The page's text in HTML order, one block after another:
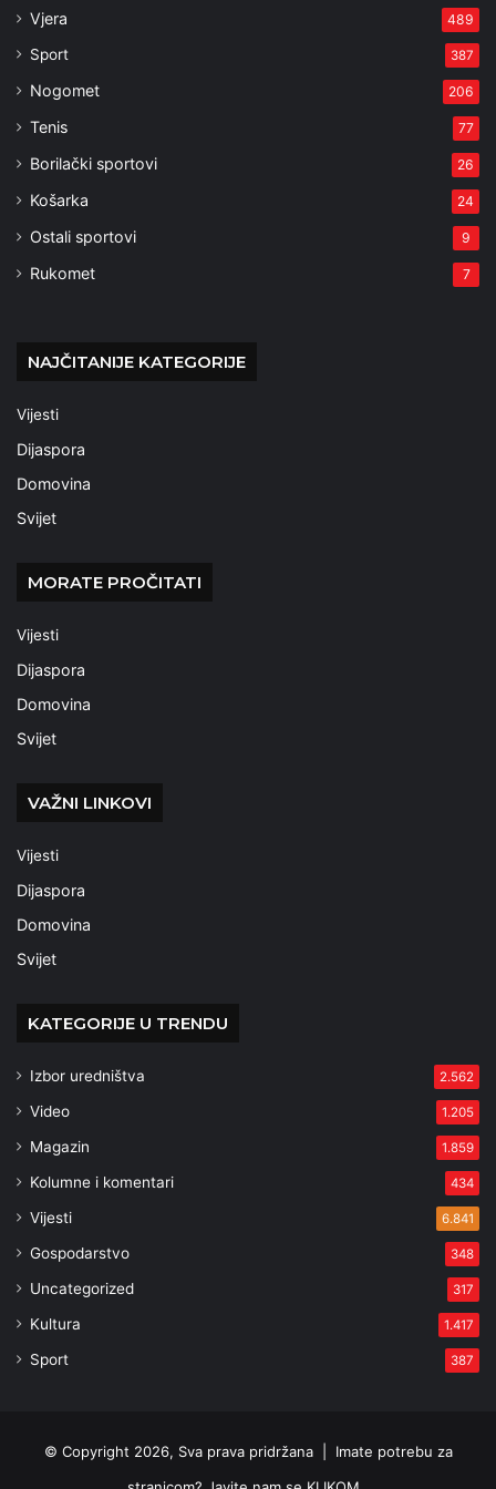
Vjera 489
Sport 387
Nogomet 206
Tenis 77
Borilački sportovi 26
Košarka 24
Ostali sportovi 9
Rukomet 7
NAJČITANIJE KATEGORIJE
Vijesti
Dijaspora
Domovina
Svijet
MORATE PROČITATI
Vijesti
Dijaspora
Domovina
Svijet
VAŽNI LINKOVI
Vijesti
Dijaspora
Domovina
Svijet
KATEGORIJE U TRENDU
Izbor uredništva 2.562
Video 1.205
Magazin 1.859
Kolumne i komentari 434
Vijesti 6.841
Gospodarstvo 348
Uncategorized 317
Kultura 1.417
Sport 387
© Copyright 2026, Sva prava pridržana | Imate potrebu za